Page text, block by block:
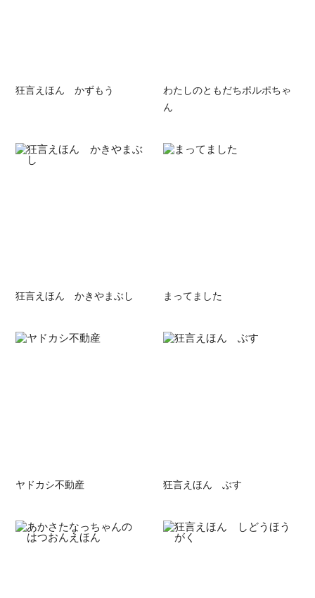
狂言えほん かずもう
わたしのともだちポルポちゃ
ん
狂言えほん かきやまぶし まってました
ヤドカシ不動産 狂言えほん ぶす